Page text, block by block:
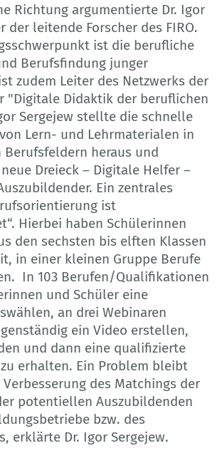
Richtung argumentierte Dr. Igor
der leitende Forscher des FIRO.
ist die berufliche
Berufsfindung junger
zudem Leiter des Netzwerks der
"Digitale Didaktik der beruflichen
Sergejew stellte die schnelle
Lern- und Lehrmaterialen in
Berufsfeldern heraus und
Dreieck – Digitale Helfer –
Ein zentrales
ist
Hierbei haben Schülerinnen
den sechsten bis elften Klassen
in einer kleinen Gruppe Berufe
In 103 Berufen/Qualifikationen
und Schüler eine
an drei Webinaren
ein Video erstellen,
und dann eine qualifizierte
erhalten. Ein Problem bleibt
des Matchings der
potentiellen Auszubildenden
bzw. des
erklärte Dr. Igor Sergejew.